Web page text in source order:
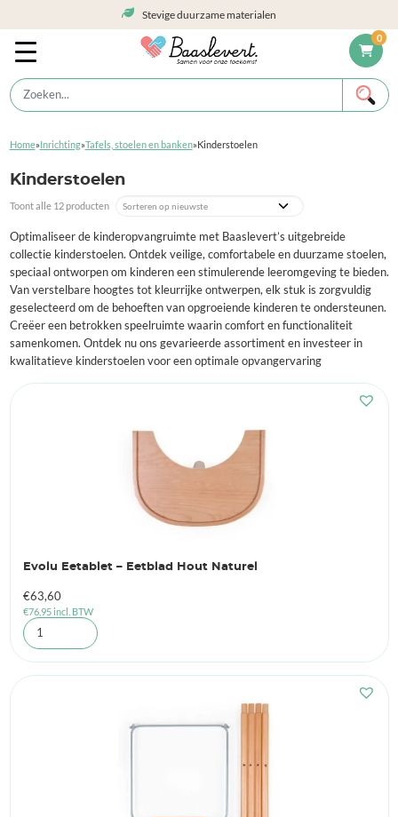
0
Stevige duurzame materialen
Home»Inrichting»Tafels, stoelen en banken»Kinderstoelen
Kinderstoelen
Toont alle 12 producten
Optimaliseer de kinderopvangruimte met Baaslevert’s uitgebreide
collectie kinderstoelen. Ontdek veilige, comfortabele en duurzame stoelen,
speciaal ontworpen om kinderen een stimulerende leeromgeving te bieden.
Van verstelbare hoogtes tot kleurrijke ontwerpen, elk stuk is zorgvuldig
geselecteerd om de behoeften van opgroeiende kinderen te ondersteunen.
Creëer een betrokken speelruimte waarin comfort en functionaliteit
samenkomen. Ontdek nu ons gevarieerde assortiment en investeer in
kwalitatieve kinderstoelen voor een optimale opvangervaring
Evolu Eetablet – Eetblad Hout Naturel
€63,60
€76,95incl. BTW